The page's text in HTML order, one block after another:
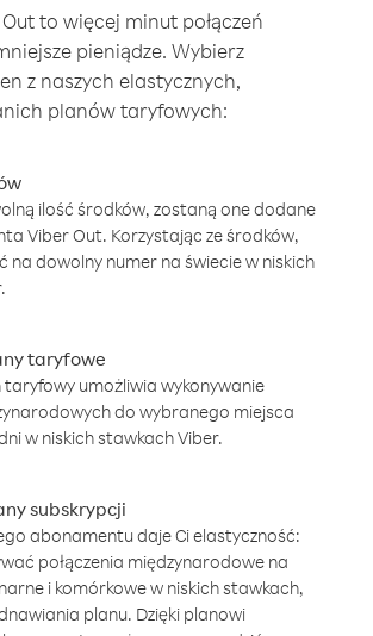
to więcej minut połączeń
pieniądze. Wybierz
z naszych elastycznych,
planów taryfowych:
ilość środków, zostaną one dodane
Viber Out. Korzystając ze środków,
na dowolny numer na świecie w niskich
taryfowe
umożliwia wykonywanie
do wybranego miejsca
w niskich stawkach Viber.
subskrypcji
abonamentu daje Ci elastyczność:
połączenia międzynarodowe na
i komórkowe w niskich stawkach,
planu. Dzięki planowi